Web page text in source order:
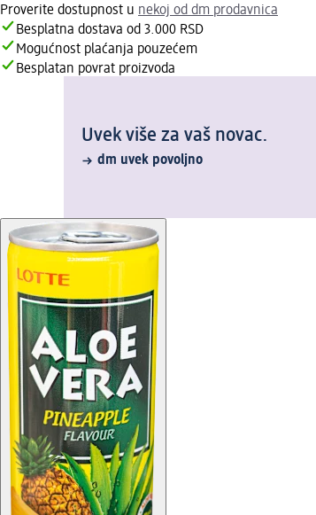
Proverite dostupnost u nekoj od dm prodavnica
Besplatna dostava od 3.000 RSD
Mogućnost plaćanja pouzećem
Besplatan povrat proizvoda
Uvek više za vaš novac.
dm uvek povoljno